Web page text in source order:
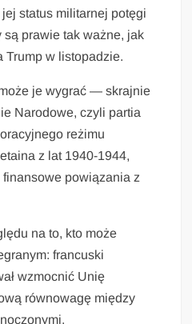
status militarnej potęgi
prawie tak ważne, jak
Trump w listopadzie.
je wygrać — skrajnie
Narodowe, czyli partia
reżimu
z lat 1940-1944,
powiązania z
na to, kto może
francuski
wzmocnić Unię
równowagę między